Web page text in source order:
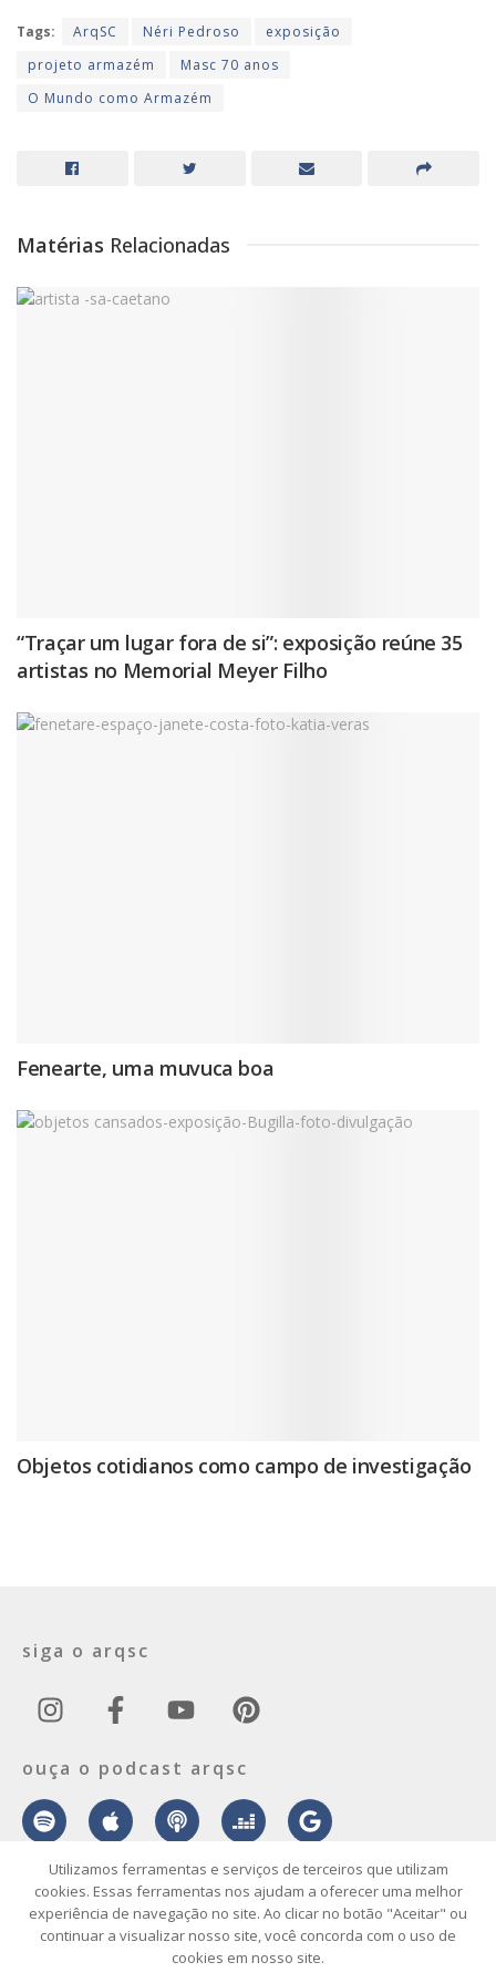
Tags: ArqSC Néri Pedroso
exposição
projeto armazém
Masc 70 anos
O Mundo como Armazém
Matérias Relacionadas
“Traçar um lugar fora de si”: exposição reúne 35
artistas no Memorial Meyer Filho
Fenearte, uma muvuca boa
Objetos cotidianos como campo de investigação
siga o arqsc
ouça o podcast arqsc
sobre contato envie seu projeto publicidade vídeo podcast
Utilizamos ferramentas e serviços de terceiros que utilizam
cookies. Essas ferramentas nos ajudam a oferecer uma melhor
experiência de navegação no site. Ao clicar no botão "Aceitar" ou
continuar a visualizar nosso site, você concorda com o uso de
cookies em nosso site.